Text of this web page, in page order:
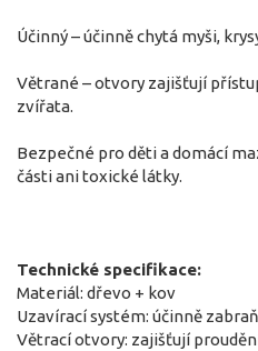
Účinný – účinně chytá myši,
Větrané – otvory zajišťují
zvířata.
Bezpečné pro děti a domácí
části ani toxické látky.
Technické specifikace:
Materiál: dřevo + kov
Uzavírací systém: účinně
Větrací otvory: zajišťují